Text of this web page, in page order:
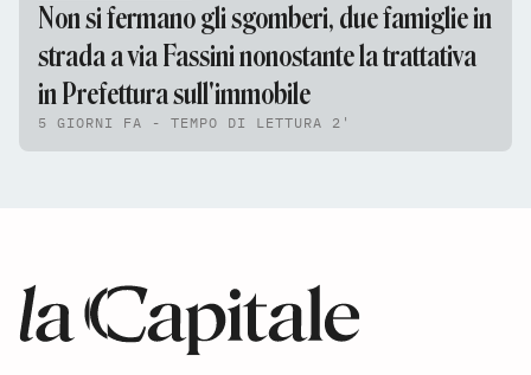
Non si fermano gli sgomberi, due famiglie in
strada a via Fassini nonostante la trattativa
in Prefettura sull'immobile
5 GIORNI FA - TEMPO DI LETTURA 2'